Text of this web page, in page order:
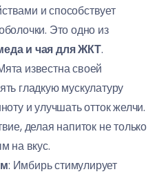
и способствует
Это одно из
и чая для ЖКТ.
известна своей
гладкую мускулатуру
и улучшать отток желчи.
делая напиток не только
на вкус.
: Имбирь стимулирует